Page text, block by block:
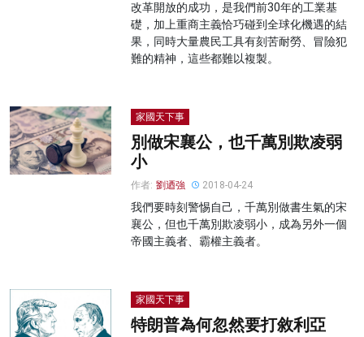
改革開放的成功，是我們前30年的工業基
礎，加上重商主義恰巧碰到全球化機遇的結
果，同時大量農民工具有刻苦耐勞、冒險犯
難的精神，這些都難以複製。
家國天下事
別做宋襄公，也千萬別欺凌弱
小
作者: 劉迺強 2018-04-24
我們要時刻警惕自己，千萬別做書生氣的宋
襄公，但也千萬別欺凌弱小，成為另外一個
帝國主義者、霸權主義者。
家國天下事
特朗普為何忽然要打敘利亞